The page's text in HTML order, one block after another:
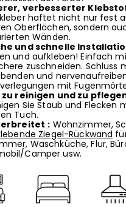
verbesserter
haftet nicht nur fest
Oberflächen, sondern
Wänden.
und schnelle
und aufkleben! Einfach
zuschneiden. Schluss
und
mit
zu reinigen und zu
Sie Staub und Flecken
Tuch.
: Wohnzimmer,
Ziegel-Rückwand
Waschküche, Flur,
Camper usw.